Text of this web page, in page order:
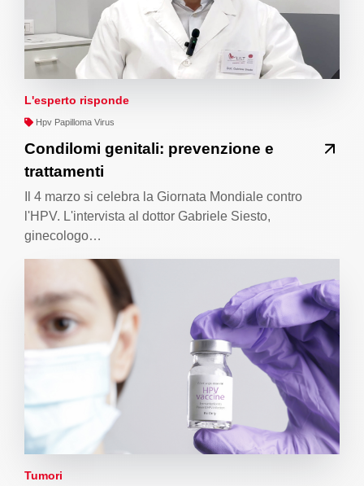
L'esperto risponde
Hpv Papilloma Virus
Condilomi genitali: prevenzione e
trattamenti
Il 4 marzo si celebra la Giornata Mondiale contro
l'HPV. L'intervista al dottor Gabriele Siesto,
ginecologo…
Tumori